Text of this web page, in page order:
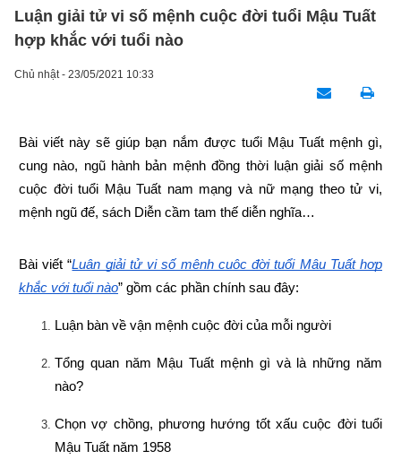
Luận giải tử vi số mệnh cuộc đời tuổi Mậu Tuất
hợp khắc với tuổi nào
Chủ nhật - 23/05/2021 10:33
Bài viết này sẽ giúp bạn nắm được tuổi Mậu Tuất mệnh gì,
cung nào, ngũ hành bản mệnh đồng thời luận giải số mệnh
cuộc đời tuổi Mậu Tuất nam mạng và nữ mạng theo tử vi,
mệnh ngũ đế, sách Diễn cầm tam thế diễn nghĩa…
Bài viết “Luận giải tử vi số mệnh cuộc đời tuổi Mậu Tuất hợp
khắc với tuổi nào” gồm các phần chính sau đây:
Luận bàn về vận mệnh cuộc đời của mỗi người
Tổng quan năm Mậu Tuất mệnh gì và là những năm
nào?
Chọn vợ chồng, phương hướng tốt xấu cuộc đời tuổi
Mậu Tuất năm 1958